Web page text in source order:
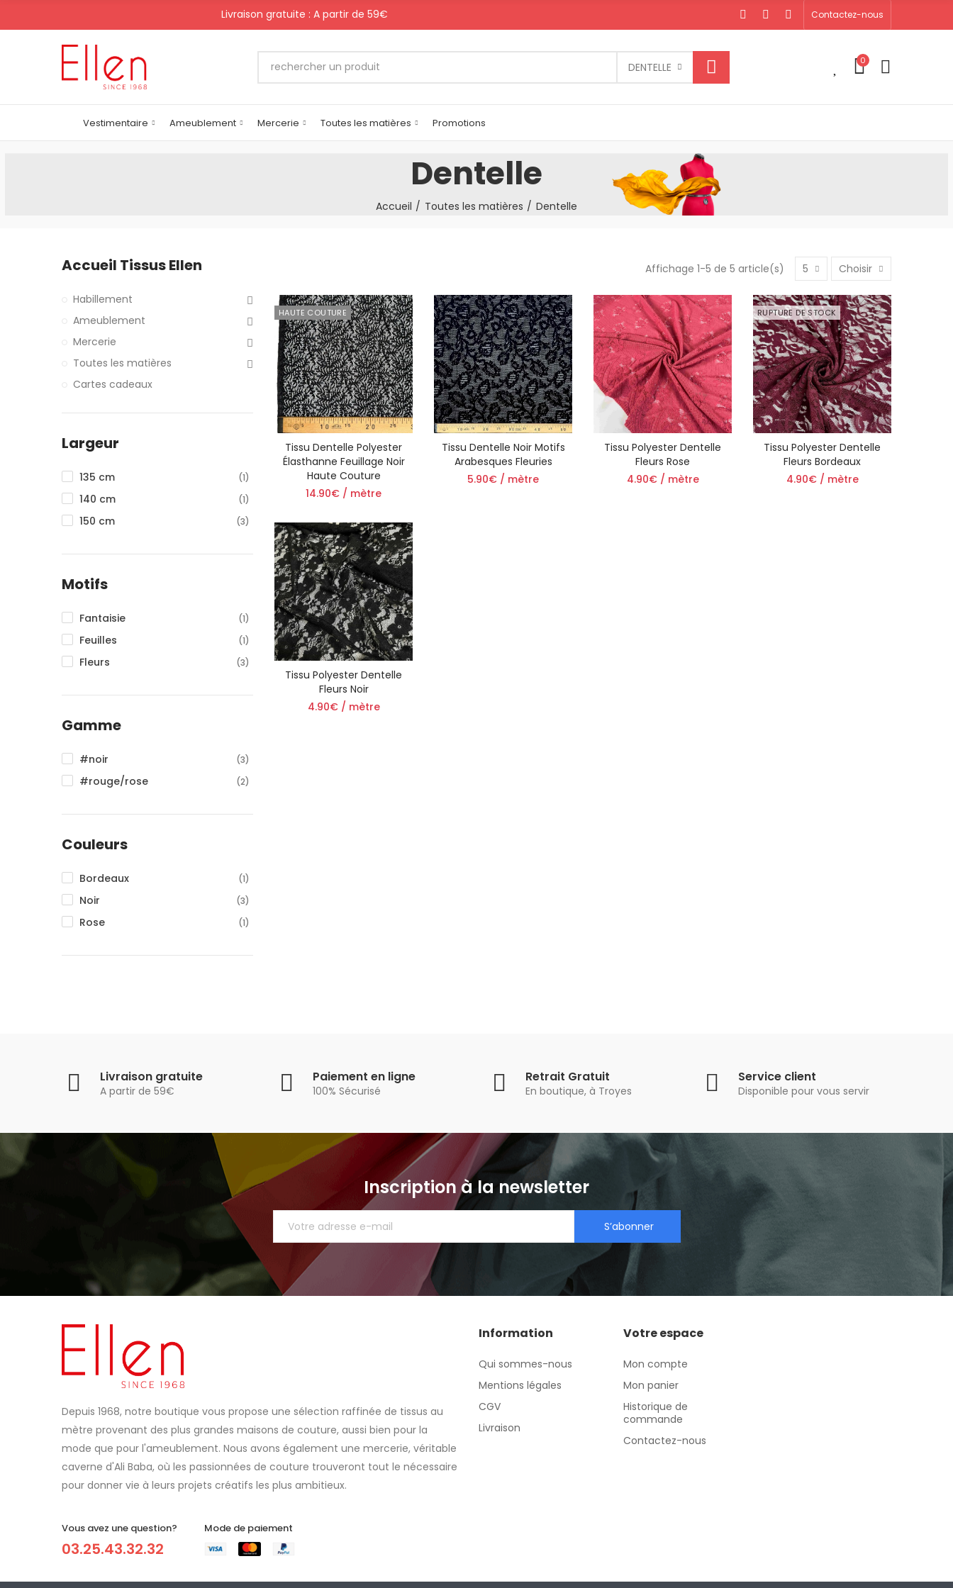
Livraison gratuite : A partir de 59€ Contactez-nous
DENTELLE 0
Vestimentaire Ameublement Mercerie Toutes les matières Promotions
Dentelle
Accueil Toutes les matières Dentelle
Affichage 1-5 de 5 article(s) 5 Choisir
HAUTE COUTURE
Tissu Dentelle Polyester
Élasthanne Feuillage Noir
Haute Couture
14.90€ / mètre
Tissu Dentelle Noir Motifs
Arabesques Fleuries
5.90€ / mètre
Tissu Polyester Dentelle
Fleurs Rose
4.90€ / mètre
RUPTURE DE STOCK
Tissu Polyester Dentelle
Fleurs Bordeaux
4.90€ / mètre
Tissu Polyester Dentelle
Fleurs Noir
4.90€ / mètre
Accueil Tissus Ellen
Habillement
Ameublement
Mercerie
Toutes les matières
Cartes cadeaux
Largeur
135 cm (1)
140 cm (1)
150 cm (3)
Motifs
Fantaisie (1)
Feuilles (1)
Fleurs (3)
Gamme
#noir (3)
#rouge/rose (2)
Couleurs
Bordeaux (1)
Noir (3)
Rose (1)
Livraison gratuite
A partir de 59€
Paiement en ligne
100% Sécurisé
Retrait Gratuit
En boutique, à Troyes
Service client
Disponible pour vous servir
Inscription à la newsletter
S’abonner
Depuis 1968, notre boutique vous propose une sélection raffinée de tissus au
mètre provenant des plus grandes maisons de couture, aussi bien pour la
mode que pour l'ameublement. Nous avons également une mercerie, véritable
caverne d'Ali Baba, où les passionnées de couture trouveront tout le nécessaire
pour donner vie à leurs projets créatifs les plus ambitieux.
Vous avez une question?
03.25.43.32.32
Mode de paiement
Information
Qui sommes-nous
Mentions légales
CGV
Livraison
Votre espace
Mon compte
Mon panier
Historique de
commande
Contactez-nous